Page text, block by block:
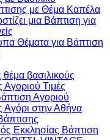
με Θέμα Καπέλα
μια Βάπτιση για
Θέματα για Βάπτιση
βασιλικούς
Αγοριού Τιμές
Αγοριού
Αγόρι στην Αθήνα
Εκκλησίας Βάπτιση